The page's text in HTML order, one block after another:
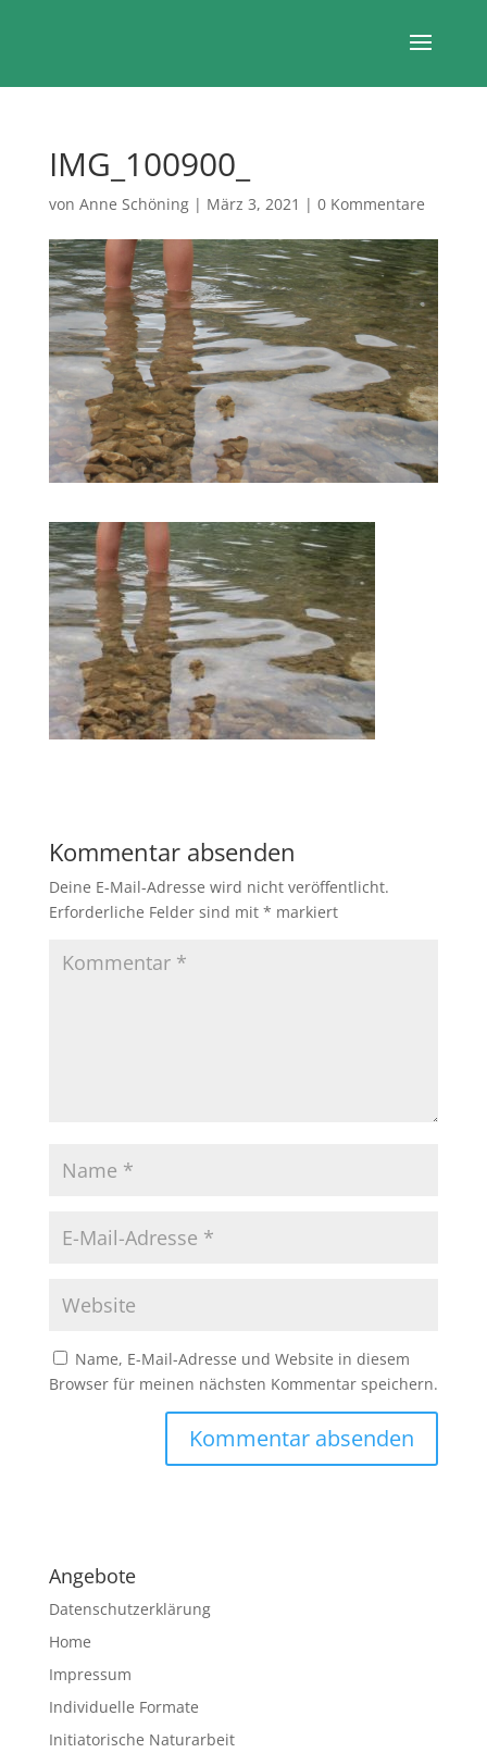
IMG_100900_
von Anne Schöning| März 3, 2021 | 0 Kommentare
Kommentar absenden
Deine E-Mail-Adresse wird nicht veröffentlicht.
Erforderliche Felder sind mit * markiert
Name, E-Mail-Adresse und Website in diesem
Browser für meinen nächsten Kommentar speichern.
r
n
t
i
v
Angebote
Datenschutzerklärung
Home
Impressum
Individuelle Formate
Initiatorische Naturarbeit